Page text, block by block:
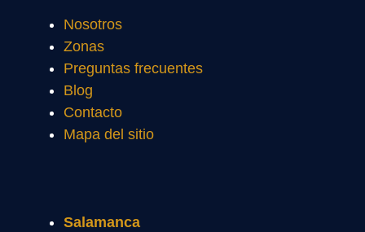
Nosotros
Zonas
Preguntas frecuentes
Blog
Contacto
Mapa del sitio
Salamanca